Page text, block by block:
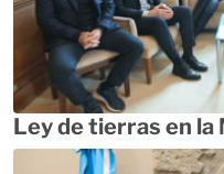
Ley de tierras en la